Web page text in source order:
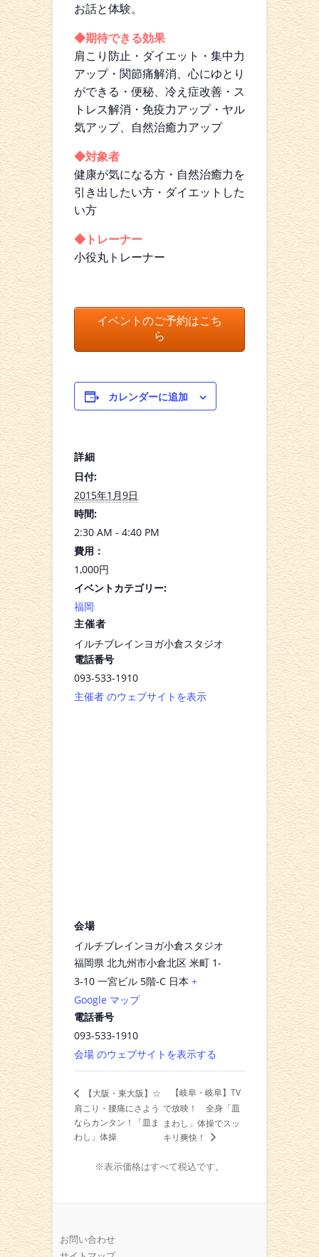
お話と体験。
◆期待できる効果
肩こり防止・ダイエット・集中力
アップ・関節痛解消、心にゆとり
ができる・便秘、冷え症改善・ス
トレス解消・免疫力アップ・ヤル
気アップ、自然治癒力アップ
◆対象者
健康が気になる方・自然治癒力を
引き出したい方・ダイエットした
い方
◆トレーナー
小役丸トレーナー
イベントのご予約はこち
ら
カレンダーに追加
詳細
日付:
2015年1月9日
時間:
2:30 AM - 4:40 PM
費用：
1,000円
イベントカテゴリー:
福岡
主催者
イルチブレインヨガ小倉スタジオ
電話番号
093-533-1910
主催者 のウェブサイトを表示
会場
イルチブレインヨガ小倉スタジオ
福岡県 北九州市小倉北区 米町 1-
3-10 一宮ビル 5階-C 日本 +
Google マップ
電話番号
093-533-1910
会場 のウェブサイトを表示する
【大阪・東大阪】☆
肩こり・腰痛にさよう
ならカンタン！「皿ま
わし」体操
【岐阜・岐阜】TV
で放映！ 全身「皿
まわし」体操でスッ
キリ爽快！
※表示価格はすべて税込です。
お問い合わせ